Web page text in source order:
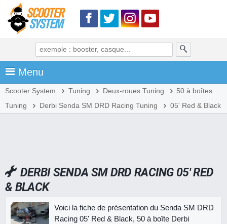
Menu
Scooter System Tuning Deux-roues Tuning
50 à boîtes
Tuning
Derbi Senda SM DRD Racing Tuning 05' Red & Black
DERBI SENDA SM DRD RACING 05' RED
& BLACK
Voici la fiche de présentation du Senda SM DRD
Racing 05' Red & Black, 50 à boîte Derbi